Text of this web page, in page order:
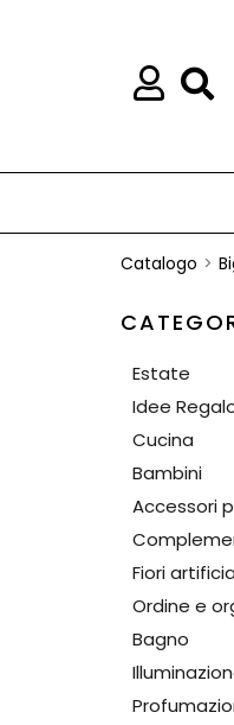
Catalogo
Estate
Idee
Cucina
Bambini
Accessori
Fiori
Ordine e
Bagno